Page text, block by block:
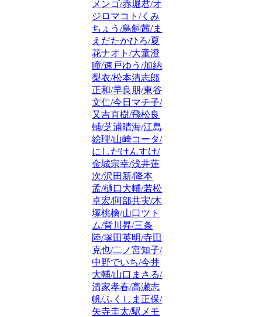
メンゴ/赤堀君/オ
ジロマコト/くみ
ちょう/鳥飼茜/ま
えだたかひろ/夏
花ナオト/大童澄
瞳/速戸ゆう/加納
梨衣/松本清志郎
正和/早良朋/東谷
文仁/今日マチ子/
又吉直樹/飛松良
輔/芝浦晴海/江島
絵理/山崎コータ/
にしだけんすけ/
金城宗幸/浅井蓮
次/沢田新/降本
孟/樋口大輔/若松
卓宏/阿部共実/木
塚桃檎/山口ツト
ム/背川昇/三条
陸/塚田英明/寺田
克也/二ノ宮知子/
中野でいち/今井
大輔/山口まさる/
清家孝春/高瀬志
帆/ふくしま正保/
矢寺圭太/駅メモ